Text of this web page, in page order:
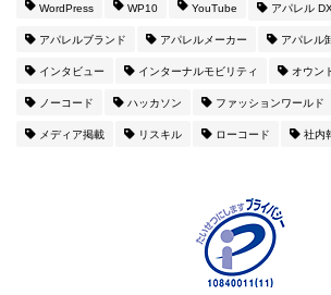
WordPress WP10 YouTube アパレル DX
アパレルブランド アパレルメーカー アパレル
インタビュー インターナルモビリティ オウン
ノーコード ハッカソン ファッションワールド
メディア掲載 リスキル ローコード 社内